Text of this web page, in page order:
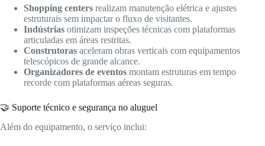
Shopping centers realizam manutenção elétrica e ajustes
estruturais sem impactar o fluxo de visitantes.
Indústrias otimizam inspeções técnicas com plataformas
articuladas em áreas restritas.
Construtoras aceleram obras verticais com equipamentos
telescópicos de grande alcance.
Organizadores de eventos montam estruturas em tempo
recorde com plataformas aéreas seguras.
🤝 Suporte técnico e segurança no aluguel
Além do equipamento, o serviço inclui: